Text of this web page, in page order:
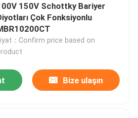
150V Schottky Bariyer
Çok Fonksiyonlu
：Confirm price based on
Bize ulaşın